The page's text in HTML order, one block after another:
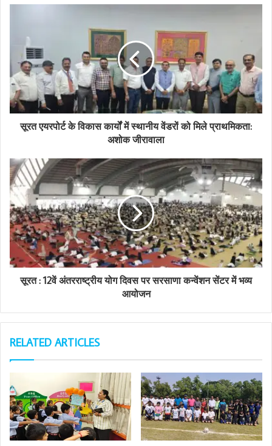
l
a
d
s
s
सूरत एयरपोर्ट के विकास कार्यों में स्थानीय वेंडरों को मिले प्राथमिकता:
अशोक जीरावाला
सूरत : 12वें अंतरराष्ट्रीय योग दिवस पर सरसाणा कन्वेंशन सेंटर में भव्य
आयोजन
RELATED ARTICLES